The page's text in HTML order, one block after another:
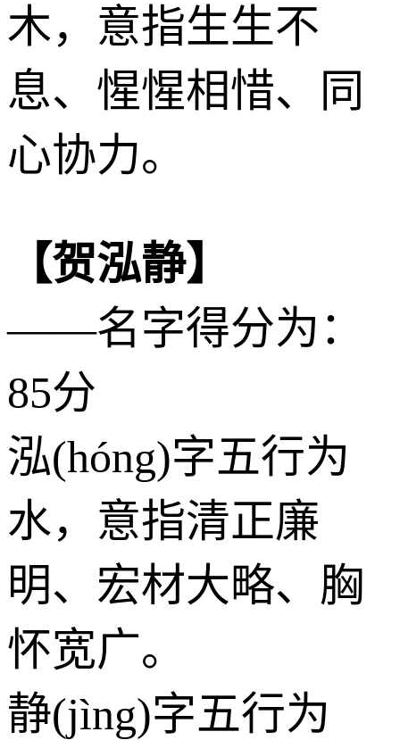
木，意指生生不
息、惺惺相惜、同
心协力。
【贺泓静】
——名字得分为：
85分
泓(hóng)字五行为
水，意指清正廉
明、宏材大略、胸
怀宽广。
静(jìng)字五行为